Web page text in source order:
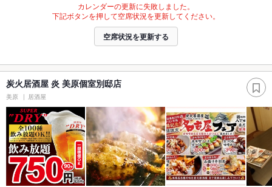
カレンダーの更新に失敗しました。
下記ボタンを押して空席状況を更新してください。
空席状況を更新する
炭火居酒屋 炎 美原個室別邸店
美原 居酒屋